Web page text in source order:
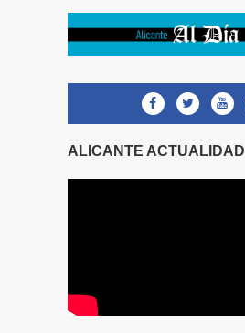
ALICANTE ACTUALIDAD